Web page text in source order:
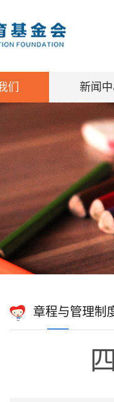
们 新闻
章程与管理制